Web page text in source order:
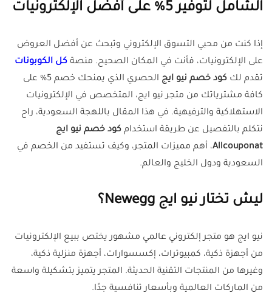
الشامل لتوفير 5% على أفضل الإلكترونيات
إذا كنت من محبي التسوق الإلكتروني وتبحث عن أفضل العروض
على الإلكترونيات، فأنت في المكان الصحيح. منصة كل الكوبونات
تقدم لك كود خصم نيو ايج
الحصري الذي يمنحك خصم 5% على
كافة مشترياتك من متجر نيو ايج، المتخصص في الإلكترونيات
الاستهلاكية والترفيهية. في هذا المقال باللهجة السعودية، راح
نتكلم بالتفصيل عن طريقة استخدام كود خصم نيو ايج
Allcouponat، أهم مميزات المتجر، وكيف تستفيد من الخصم في
السعودية ودول الخليج والعالم.
ليش تختار نيو ايج Newegg؟
نيو ايج هو متجر إلكتروني عالمي مشهور يختص ببيع الإلكترونيات
من أجهزة ذكية، كمبيوترات، إكسسوارات، أجهزة منزلية ذكية،
وغيرها من المنتجات التقنية الحديثة. المتجر يتميز بتشكيلة واسعة
من الماركات العالمية وبأسعار تنافسية جدًا.